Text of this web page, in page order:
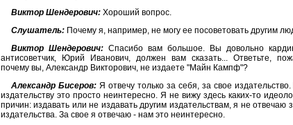
Виктор Шендерович: Хороший вопрос.
Слушатель: Почему я, например, не могу ее посоветовать другим
Виктор Шендерович: Спасибо вам большое. Вы довольно
антисоветчик, Юрий Иванович, должен вам сказать... Ответьте,
почему вы, Александр Викторович, не издаете "Майн Кампф"?
Александр Бисеров: Я отвечу только за себя, за свое
издательству это просто неинтересно. Я не вижу здесь каких-то
причин: издавать или не издавать другим издательствам, я не отвечаю
издательства. За свое я отвечаю - нам это неинтересно.